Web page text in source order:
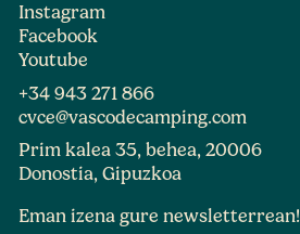
Instagram
Facebook
Youtube
+34 943 271 866
cvce@vascodecamping.com
Prim kalea 35, behea, 20006
Donostia, Gipuzkoa
Eman izena gure newsletterrean!